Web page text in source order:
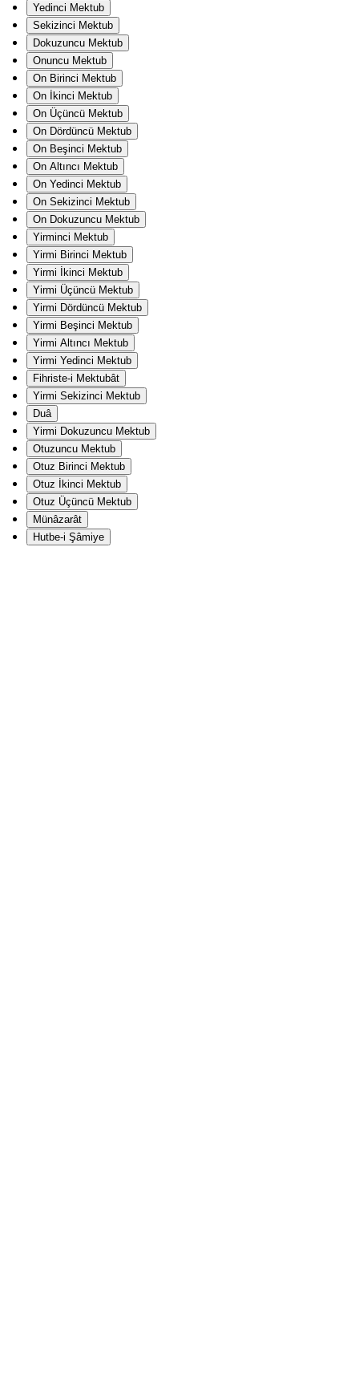
Yedinci Mektub
Sekizinci Mektub
Dokuzuncu Mektub
Onuncu Mektub
On Birinci Mektub
On İkinci Mektub
On Üçüncü Mektub
On Dördüncü Mektub
On Beşinci Mektub
On Altıncı Mektub
On Yedinci Mektub
On Sekizinci Mektub
On Dokuzuncu Mektub
Yirminci Mektub
Yirmi Birinci Mektub
Yirmi İkinci Mektub
Yirmi Üçüncü Mektub
Yirmi Dördüncü Mektub
Yirmi Beşinci Mektub
Yirmi Altıncı Mektub
Yirmi Yedinci Mektub
Fihriste-i Mektubât
Yirmi Sekizinci Mektub
Duâ
Yirmi Dokuzuncu Mektub
Otuzuncu Mektub
Otuz Birinci Mektub
Otuz İkinci Mektub
Otuz Üçüncü Mektub
Münâzarât
Hutbe-i Şâmiye